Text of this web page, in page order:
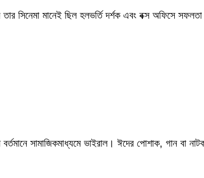
সিনেমা মানেই ছিল হলভর্তি দর্শক এবং বক্স অফিসে
সামাজিকমাধ্যমে ভাইরাল। ঈদের পোশাক, গান বা